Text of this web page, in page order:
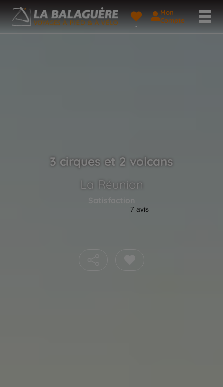
Mon
Compte
3 cirques et 2 volcans
La Réunion